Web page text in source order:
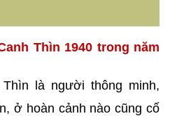
Thìn 1940 trong năm
là người thông minh,
ở hoàn cảnh nào cũng cố